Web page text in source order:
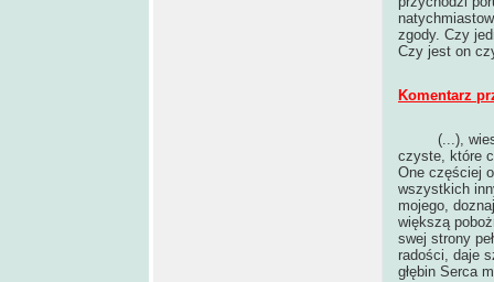
zgody. Czy
Czy jest on
Komentarz
(...),
czyste, które
One częściej
wszystkich
mojego,
większą
swej strony
radości, daje
głębin Serca